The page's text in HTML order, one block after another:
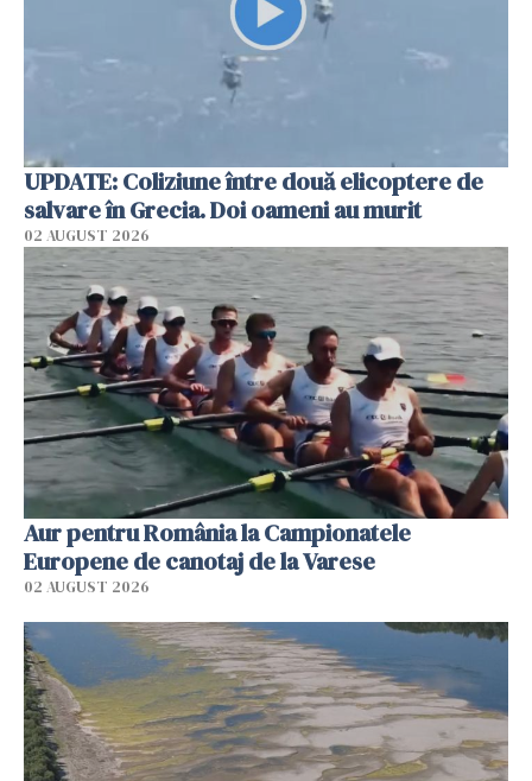
UPDATE: Coliziune între două elicoptere de
salvare în Grecia. Doi oameni au murit
02 AUGUST 2026
Aur pentru România la Campionatele
Europene de canotaj de la Varese
02 AUGUST 2026